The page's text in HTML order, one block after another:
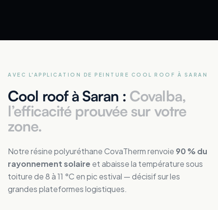
AVEC L'APPLICATION DE PEINTURE COOL ROOF À SARAN
Cool roof à Saran : Covalba,
l’efficacité prouvée sur votre
zone.
Notre résine polyuréthane CovaTherm renvoie 90 % du
rayonnement solaire et abaisse la température sous
toiture de 8 à 11 °C en pic estival — décisif sur les
grandes plateformes logistiques.